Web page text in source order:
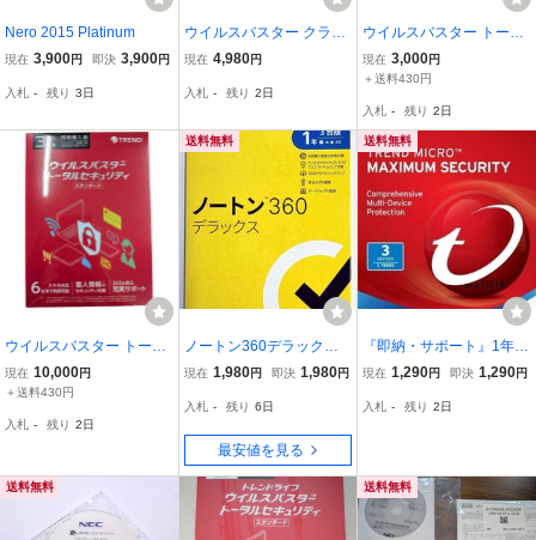
Nero 2015 Platinum
現在 3,900円 即決 3,900円
入札 - 残り 3日
ウイルスバスター クラウ
ド10 トレンドマイクロ 2
購入版
現在 4,980円
入札 - 残り 2日
ウイルスバスター トータ
ルセキュリティ プレミア
ム 1年版 24時間サポート
4548RL
現在 3,000円
＋送料430円
入札 - 残り 2日
ウイルスバスター トータ
ルセキュリティ 3台版 同
時購入版 TREND MICRO
開封】 A14547RL
現在 10,000円
＋送料430円
入札 - 残り 2日
送料無料
ノートン360デラックス 1
年3台版 同時購入版
現在 1,980円 即決 1,980円
入札 - 残り 6日
最安値を見る
送料無料
『即納・サポート』1年3
台 英語版 ウイルスバスタ
ン17.9(2026年) ダウンロ
現在 1,290円 即決 1,290円
入札 - 残り 2日
送料無料 送料無料